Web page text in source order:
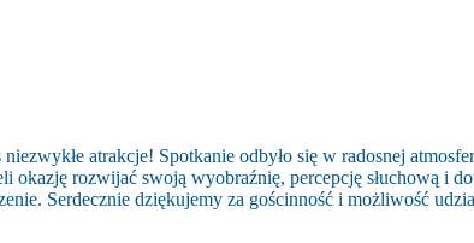
atrakcje! Spotkanie odbyło się w radosnej
rozwijać swoją wyobraźnię, percepcję słuchową i
Serdecznie dziękujemy za gościnność i możliwość